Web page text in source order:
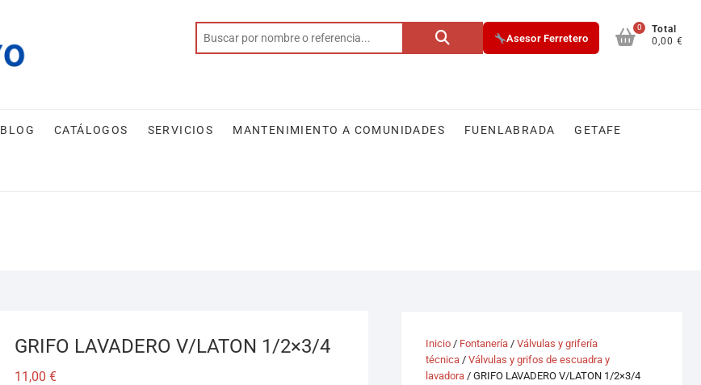
Buscar
Asesor Ferretero
0
Total
0,00 €
BLOG CATÁLOGOS SERVICIOS MANTENIMIENTO A COMUNIDADES FUENLABRADA GETAFE
GRIFO LAVADERO V/LATON 1/2×3/4
11,00 €
Inicio / Fontanería / Válvulas y grifería
técnica / Válvulas y grifos de escuadra y
lavadora / GRIFO LAVADERO V/LATON 1/2×3/4